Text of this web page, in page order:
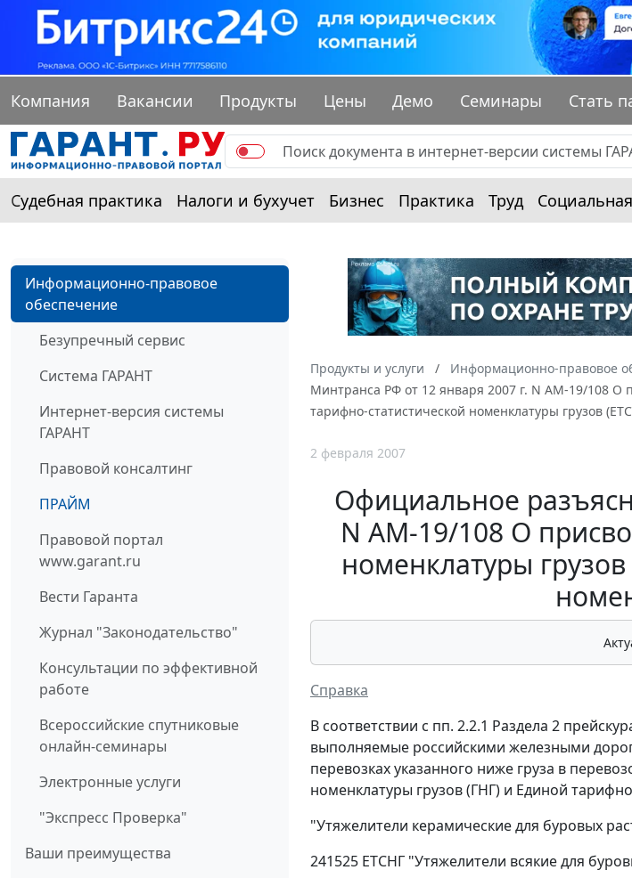
Компания Вакансии Продукты Цены Демо Семинары Стать
Судебная практика Налоги и бухучет Бизнес Практика Труд
Информационно-правовое
обеспечение
Безупречный сервис
Система ГАРАНТ
Интернет-версия системы
ГАРАНТ
Правовой консалтинг
ПРАЙМ
Правовой портал
www.garant.ru
Вести Гаранта
Журнал "Законодательство"
Консультации по эффективной
работе
Всероссийские спутниковые
онлайн-семинары
Электронные услуги
"Экспресс Проверка"
Ваши преимущества
Продукты и услуги Информационно-правовое
Минтранса РФ от 12 января 2007 г. N АМ-19/108 О
тарифно-статистической номенклатуры грузов
2 февраля 2007
Официальное
N АМ-19/108 О
номенклатуры
Справка
В соответствии с пп. 2.2.1 Раздела 2
выполняемые российскими железными
перевозках указанного ниже груза в
номенклатуры грузов (ГНГ) и Единой
"Утяжелители керамические для буровых
241525 ЕТСНГ "Утяжелители всякие для